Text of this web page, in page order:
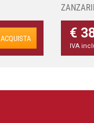
ACQUISTA €
IVA